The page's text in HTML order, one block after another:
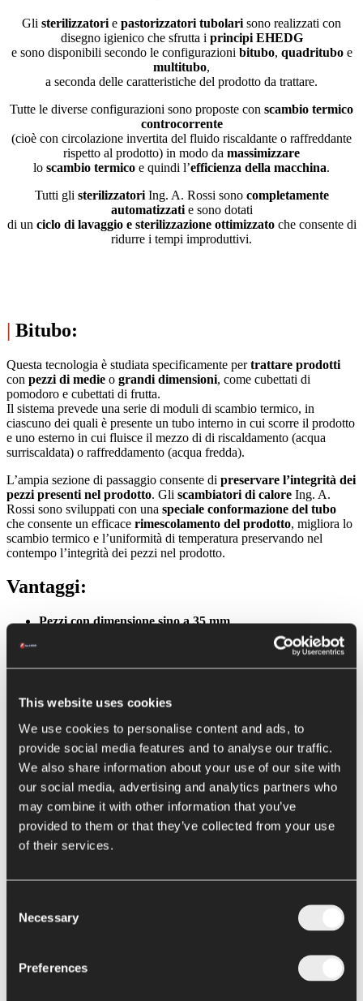
This website uses cookies
We use cookies to personalise content and ads, to
provide social media features and to analyse our traffic.
We also share information about your use of our site with
our social media, advertising and analytics partners who
may combine it with other information that you’ve
provided to them or that they’ve collected from your use
of their services.
Selection
Necessary
Preferences
Gli sterilizzatori e pastorizzatori tubolari sono realizzati con
disegno igienico che sfrutta i principi EHEDG
e sono disponibili secondo le configurazioni bitubo, quadrituboe
multitubo,
a seconda delle caratteristiche del prodotto da trattare.
Tutte le diverse configurazioni sono proposte con scambio termico
controcorrente
(cioè con circolazione invertita del fluido riscaldante o raffreddante
rispetto al prodotto) in modo da massimizzare
lo scambio termico e quindi l’efficienza della macchina.
Tutti gli sterilizzatoriIng. A. Rossi sono completamente
automatizzatie sono dotati
di un ciclo di lavaggio e sterilizzazione ottimizzatoche consente di
ridurre i tempi improduttivi.
| Bitubo:
Questa tecnologia è studiata specificamente pertrattare prodotti
con pezzi di medie o grandi dimensioni, come cubettati di
pomodoro e cubettati di frutta.
Il sistema prevede una serie di moduli di scambio termico, in
ciascuno dei quali è presente un tubo interno in cui scorre il prodotto
e uno esterno in cui fluisce il mezzo di di riscaldamento (acqua
surriscaldata) o raffreddamento (acqua fredda).
L’ampia sezione di passaggio consente di preservare l’integrità dei
pezzi presenti nel prodotto. Gli scambiatori di calore Ing. A.
Rossi sono sviluppati con una speciale conformazione del tubo
che consente un efficace rimescolamento del prodotto, migliora lo
scambio termico e l’uniformità di temperatura preservando nel
contempo l’integrità dei pezzi nel prodotto.
Vantaggi:
Pezzi con dimensione sino a 35 mm
Design altamente igienico
Impianto completamente automatizzato
Quadritubo
Latecnologia di scambio termico
riscaldamento o raffreddamento sono due, uno interno al tubo in cui
Il prodotto fluisce dunque all’interno di una sezione a corona
circolare e risulta riscaldato sia dall’interno che dall’esterno. I